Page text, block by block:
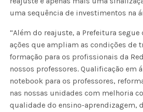
uma sequência de investimentos na
“Além do reajuste, a Prefeitura segue
ações que ampliam as condições de
formação para os profissionais da
nossos professores. Qualificação em
notebook para os professores,
nas nossas unidades com melhoria
qualidade do ensino-aprendizagem,